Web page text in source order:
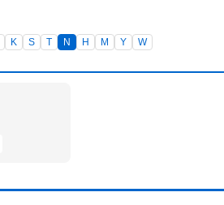
K S T N H M Y W